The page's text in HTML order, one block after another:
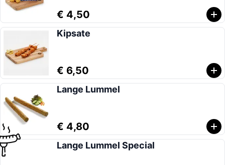
€ 4,50
Kipsate
€ 6,50
Lange Lummel
€ 4,80
Lange Lummel Special